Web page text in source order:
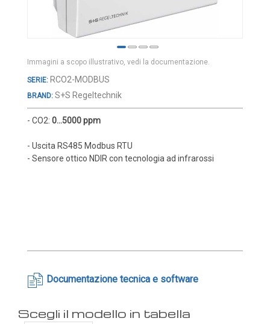
Immagini a scopo illustrativo, vedi la documentazione.
Vai
all'inizio
galleria
immagini
RCO2-MODBUS
BRAND: S+S Regeltechnik
- CO2: 0...5000 ppm
- Uscita RS485 Modbus RTU
- Sensore ottico NDIR con tecnologia ad infrarossi
Documentazione tecnica e software
Cover e custodie
Accessori e Ricambi
Raccordi, Flange e Ganci
Colle, Grassi e Adesivi
Elementi intercambiabili
Connettori e Cavi
UMIDITA'
Rilevatori di condensa
Igrostati ambiente